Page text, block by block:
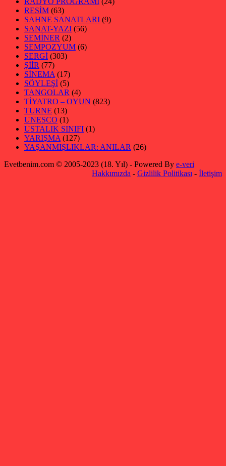
RESİM (63)
SAHNE SANATLARI (9)
SANAT-YAZI (56)
SEMİNER (2)
SEMPOZYUM (6)
SERGİ (303)
ŞİİR (77)
SİNEMA (17)
SÖYLEŞİ (5)
TANGOLAR (4)
TİYATRO – OYUN (823)
TURNE (13)
UNESCO (1)
USTALIK SINIFI (1)
YARIŞMA (127)
YAŞANMIŞLIKLAR: ANILAR (26)
Evetbenim.com © 2005-2023 (18. Yıl) - Powered By e-veri
Hakkımızda - Gizlilik Politikası - İletişim